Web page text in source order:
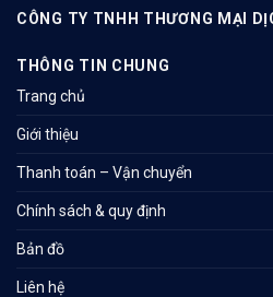
CÔNG TY TNHH THƯƠNG MẠI
THÔNG TIN CHUNG
Trang chủ
Giới thiệu
Thanh toán – Vận chuyển
Chính sách & quy định
Bản đồ
Liên hệ